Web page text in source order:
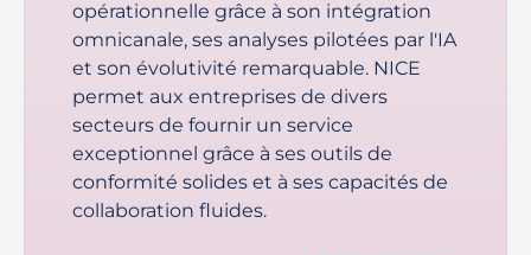
opérationnelle grâce à son intégration
omnicanale, ses analyses pilotées par l'IA
et son évolutivité remarquable. NICE
permet aux entreprises de divers
secteurs de fournir un service
exceptionnel grâce à ses outils de
conformité solides et à ses capacités de
collaboration fluides.